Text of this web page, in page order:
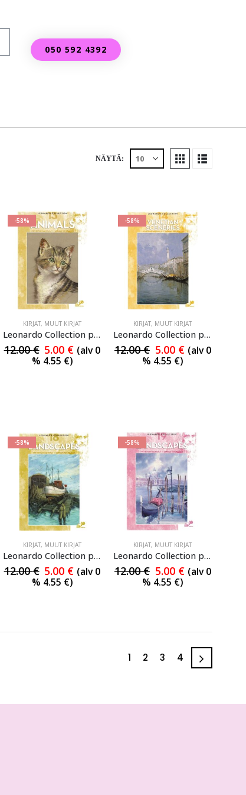
050 592 4392
NÄYTÄ:
-58%
KIRJAT, MUUT KIRJAT
Leonardo Collection piirto-opas 13
12.00€ 5.00 € (alv 0
% 4.55 €)
-58%
KIRJAT, MUUT KIRJAT
Leonardo Collection piirto-opas 14
12.00€ 5.00 € (alv 0
% 4.55 €)
-58%
KIRJAT, MUUT KIRJAT
Leonardo Collection piirto-opas 18
12.00€ 5.00 € (alv 0
% 4.55 €)
-58%
KIRJAT, MUUT KIRJAT
Leonardo Collection piirto-opas 19
12.00€ 5.00 € (alv 0
% 4.55 €)
1 2 3 4